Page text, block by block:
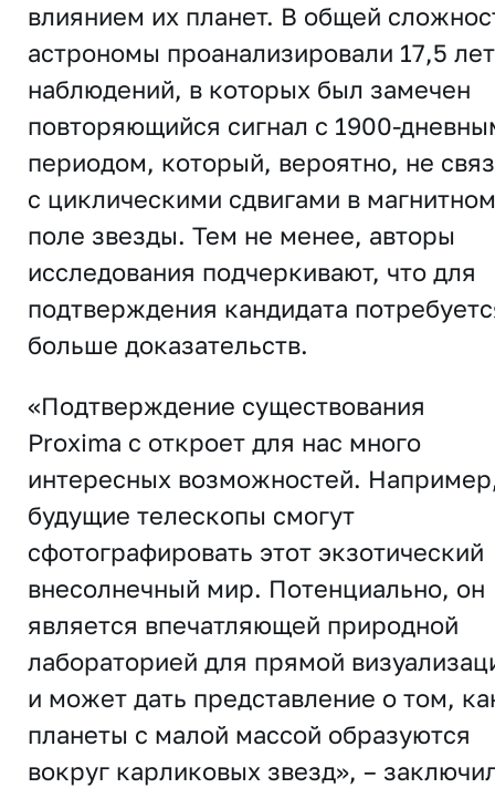
влиянием их планет. В общей
астрономы проанализировали 17,5 лет
наблюдений, в которых был замечен
повторяющийся сигнал с 1900-
периодом, который, вероятно, не
с циклическими сдвигами в магнитном
поле звезды. Тем не менее, авторы
исследования подчеркивают, что для
подтверждения кандидата
больше доказательств.
«Подтверждение существования
Proxima c откроет для нас много
интересных возможностей.
будущие телескопы смогут
сфотографировать этот экзотический
внесолнечный мир. Потенциально, он
является впечатляющей природной
лабораторией для прямой
и может дать представление о том,
планеты с малой массой образуются
вокруг карликовых звезд», –